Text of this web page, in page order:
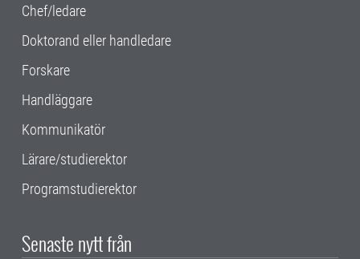
Chef/ledare
Doktorand eller handledare
Forskare
Handläggare
Kommunikatör
Lärare/studierektor
Programstudierektor
Senaste nytt från